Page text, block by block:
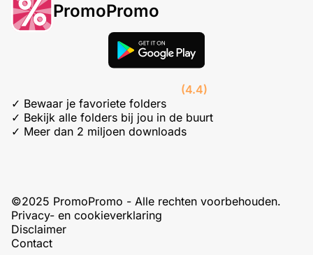
PromoPromo
(4.4)
✓ Bewaar je favoriete folders
✓ Bekijk alle folders bij jou in de buurt
✓ Meer dan 2 miljoen downloads
©2025 PromoPromo - Alle rechten voorbehouden.
Privacy- en cookieverklaring
Disclaimer
Contact